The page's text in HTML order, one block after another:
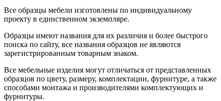
Все образцы мебели изготовлены по индивидуальному
проекту в единственном экземпляре.
Образцы имеют названия для их различия и более быстрого
поиска по сайту, все названия образцов не являются
зарегистрированным товарным знаком.
Все мебельные изделия могут отличаться от представленных
образцов по цвету, размеру, комплектации, фурнитуре, а также
способами монтажа и производителями комплектующих и
фурнитуры.